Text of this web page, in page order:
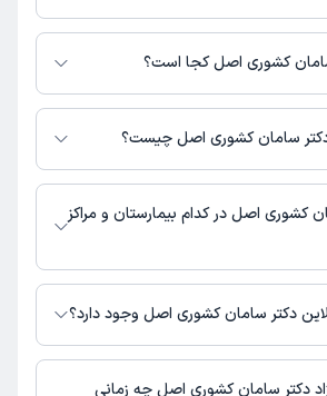
اصل با توجه به نوع ویزیت تغییر می‌کند.
تومان
کشوری اصل کجا است؟
فعالی ندارند و صرفا به صورت مشاوره‌ای بیماران را
سامان کشوری اصل چیست؟
کشوری اصل در حال حاضر در این صفحه ثبت
کشوری اصل در کدام بیمارستان و مراکز
دکتر سامان کشوری اصل در مراکز درمانی در دسترس
دکتر سامان کشوری اصل وجود دارد؟
اصل مشاوره پزشکی تلفنی فعال دارند.
دکتر سامان کشوری اصل چه زمانی